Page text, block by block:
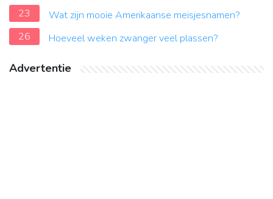
23
Wat zijn mooie Amerikaanse meisjesnamen?
26
Hoeveel weken zwanger veel plassen?
Advertentie